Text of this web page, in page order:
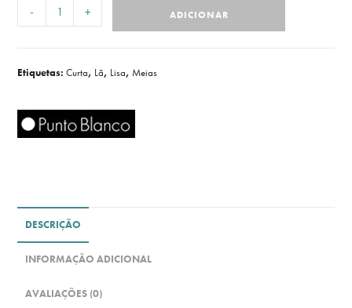
- + ADICIONAR
Etiquetas:Curta, Lã, Lisa,Meias
DESCRIÇÃO
INFORMAÇÃO ADICIONAL
AVALIAÇÕES (0)